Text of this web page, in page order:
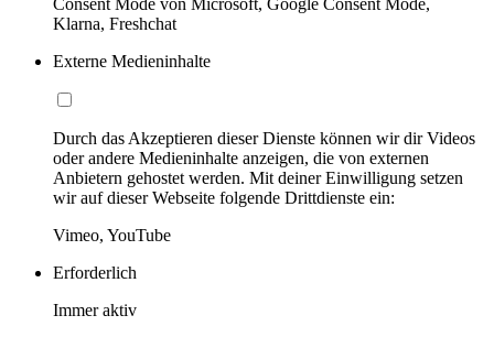
Consent Mode von Microsoft, Google Consent Mode,
Klarna, Freshchat
Externe Medieninhalte
Durch das Akzeptieren dieser Dienste können wir dir Videos
oder andere Medieninhalte anzeigen, die von externen
Anbietern gehostet werden. Mit deiner Einwilligung setzen
wir auf dieser Webseite folgende Drittdienste ein:
Vimeo, YouTube
Erforderlich
Immer aktiv